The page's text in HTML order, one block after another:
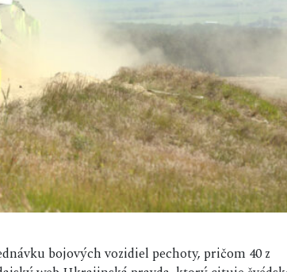
bojových vozidiel pechoty, pričom 40 z